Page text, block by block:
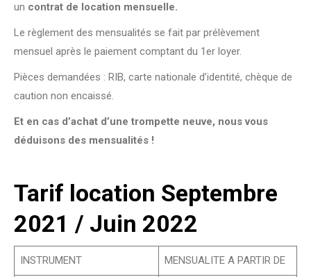
un contrat de location mensuelle.
Le règlement des mensualités se fait par prélèvement
mensuel après le paiement comptant du 1er loyer.
Pièces demandées : RIB, carte nationale d’identité, chèque de
caution non encaissé.
Et en cas d’achat d’une trompette neuve, nous vous
déduisons des mensualités !
Tarif location Septembre
2021 / Juin 2022
INSTRUMENT MENSUALITE A PARTIR DE